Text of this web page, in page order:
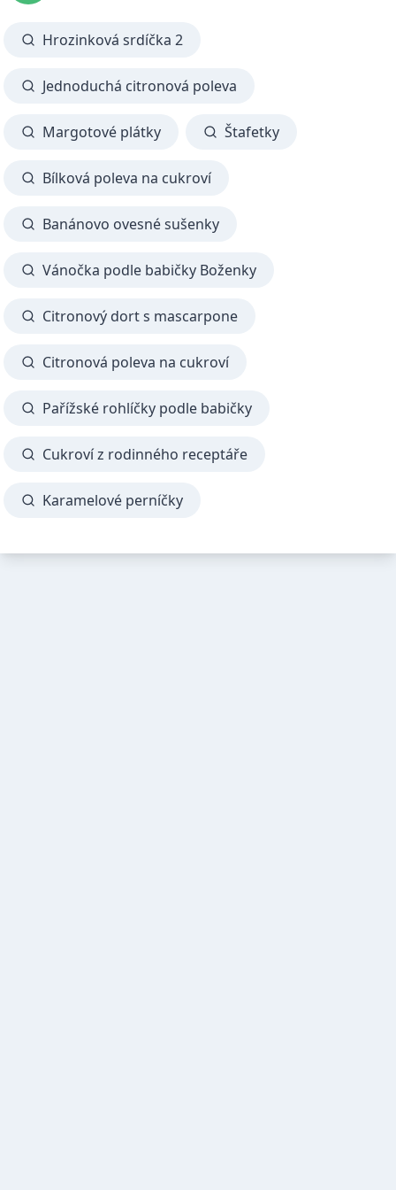
Hrozinková srdíčka 2
Jednoduchá citronová poleva
Margotové plátky Štafetky
Bílková poleva na cukroví
Banánovo ovesné sušenky
Vánočka podle babičky Boženky
Citronový dort s mascarpone
Citronová poleva na cukroví
Pařížské rohlíčky podle babičky
Cukroví z rodinného receptáře
Karamelové perníčky